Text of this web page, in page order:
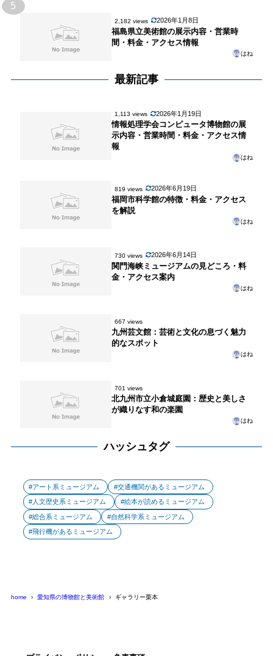
5
2,182 views 2026年1月8日
福島県立美術館の展示内容・営業時
間・料金・アクセス情報
はね
最新記事
1,113 views 2026年1月19日
情報処理学会コンピュータ博物館の展
示内容・営業時間・料金・アクセス情
報
はね
819 views 2026年6月19日
福岡市科学館の特徴・料金・アクセス
を解説
はね
730 views 2026年6月14日
関門海峡ミュージアムの見どころ・料
金・アクセス案内
はね
667 views
九州芸文館：芸術と文化の息づく魅力
的なスポット
はね
701 views
北九州市立小倉城庭園：歴史と美しさ
が織りなす和の楽園
はね
ハッシュタグ
アート系ミュージアム 交通機関があるミュージアム
人文歴史系ミュージアム 絵本が読めるミュージアム
総合系ミュージアム 自然科学系ミュージアム
飛行機があるミュージアム
home 愛知県の博物館と美術館 ギャラリー栗本